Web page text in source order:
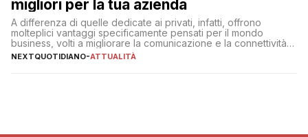
migliori per la tua azienda
A differenza di quelle dedicate ai privati, infatti, offrono
molteplici vantaggi specificamente pensati per il mondo
business, volti a migliorare la comunicazione e la connettività
degli utenti
NEXTQUOTIDIANO-ATTUALITÀ